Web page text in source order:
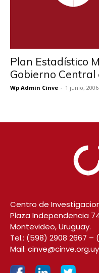
Plan Estadístico
Gobierno
Wp Admin Cinve - 1 junio, 2006
Centro de
Plaza Independencia
Montevideo, Uruguay.
Tel.: (598) 2908 2667 –
Mail: cinve@cinve.org.uy